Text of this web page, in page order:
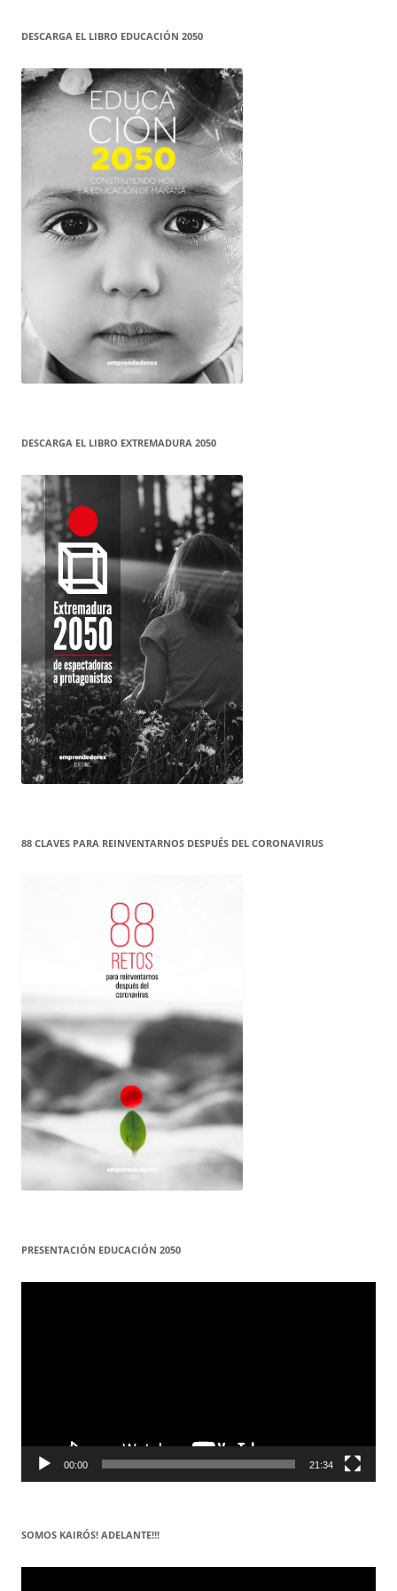
DESCARGA EL LIBRO EDUCACIÓN 2050
DESCARGA EL LIBRO EXTREMADURA 2050
88 CLAVES PARA REINVENTARNOS DESPUÉS DEL CORONAVIRUS
PRESENTACIÓN EDUCACIÓN 2050
Reproductor
00:00 21:34
SOMOS KAIRÓS! ADELANTE!!!
Reproductor